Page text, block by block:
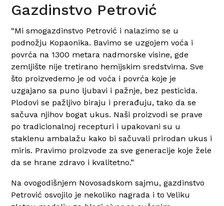
Gazdinstvo Petrović
“Mi smogazdinstvo Petrović i nalazimo se u
podnožju Kopaonika. Bavimo se uzgojem voća i
povrća na 1300 metara nadmorske visine, gde
zemljište nije tretirano hemijskim sredstvima. Sve
što proizvedemo je od voća i povrća koje je
uzgajano sa puno ljubavi i pažnje, bez pesticida.
Plodovi se pažljivo biraju i prerađuju, tako da se
sačuva njihov bogat ukus. Naši proizvodi se prave
po tradicionalnoj recepturi i upakovani su u
staklenu ambalažu kako bi sačuvali prirodan ukus i
miris. Pravimo proizvode za sve generacije koje žele
da se hrane zdravo i kvalitetno.”
Na ovogodišnjem Novosadskom sajmu, gazdinstvo
Petrović osvojilo je nekoliko nagrada i to Veliku